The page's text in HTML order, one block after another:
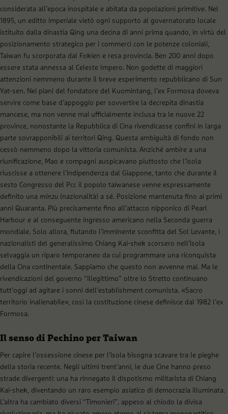
considerata all’epoca inospitale e abitata da popolazioni primitive. Nel
1895, un editto imperiale vietò ogni supporto al governatorato locale
istituito dalla dinastia Qing una decina di anni prima quando, in virtù del
posizionamento strategico per i commerci con le potenze coloniali,
Taiwan fu scorporata dal Fokien e resa provincia. Ben 200 anni dopo
essere stata annessa al Celeste Impero. Non godette di maggiori
attenzioni nemmeno durante il breve esperimento repubblicano di Sun
Yat-sen. Nei piani del fondatore del Kuomintang, l’ex Formosa doveva
servire come base d’appoggio per sovvertire la decrepita dinastia
mancese, ma non venne mai ufficialmente inclusa tra le nuove 22
province, nonostante la Repubblica di Cina rivendicasse confini in larga
parte sovrapponibili ai territori Qing. Questa ambiguità di fondo non
cessò nemmeno dopo la vittoria comunista. Anziché ambire a una
riunificazione, Mao e compagni auspicavano piuttosto che l’isola
riuscisse a ottenere l’indipendenza dal Giappone, tanto che durante il
sesto Congresso del Pcc il popolo taiwanese venne espressamente
definito una minzu (nazionalità) a sé. Posizione mantenuta fino ai primi
anni Quaranta. Più precisamente fino all’attacco nipponico di Pearl
Harbour e al conseguente ingresso americano nella Seconda guerra
mondiale. Solo allora, fiutando l’imminente sconfitta del Sol Levante, i
nazionalisti del generalissimo Chiang Kai-shek scorsero nell’isola
selvaggia un riparo temporaneo da cui programmare una riconquista
della Cina continentale. Sappiamo che questo non avvenne mai. Ma le
rivendicazioni del governo “illegittimo” oltre lo Stretto continuano
tutt’oggi ad agitare i sonni dell’establishment comunista. «Sacro
territorio inalienabile», così la costituzione cinese definisce dal 1982 l’ex
Formosa.
Il senso di Pechino per Taiwan
Per capire l’ossessione cinese per l’isola bisogna scavare tra le pieghe
della storia recente. Negli ultimi trent’anni, le due Cine hanno preso
strade divergenti: una ha rinnegato il dispotismo militarista di Chiang
Kai-shek, diventando un raro esempio asiatico di democrazia illuminata.
L’altra ha cambiato diversi “Timonieri”, appeso al chiodo la divisa